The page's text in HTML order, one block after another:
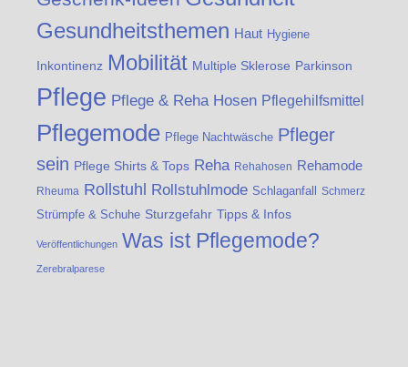
Gesundheitsthemen Haut Hygiene
Inkontinenz Mobilität Multiple Sklerose Parkinson
Pflege Pflege & Reha Hosen Pflegehilfsmittel
Pflegemode Pflege Nachtwäsche Pfleger
sein Pflege Shirts & Tops Reha Rehahosen Rehamode
Rheuma Rollstuhl Rollstuhlmode Schlaganfall Schmerz
Strümpfe & Schuhe Sturzgefahr Tipps & Infos
Veröffentlichungen Was ist Pflegemode?
Zerebralparese